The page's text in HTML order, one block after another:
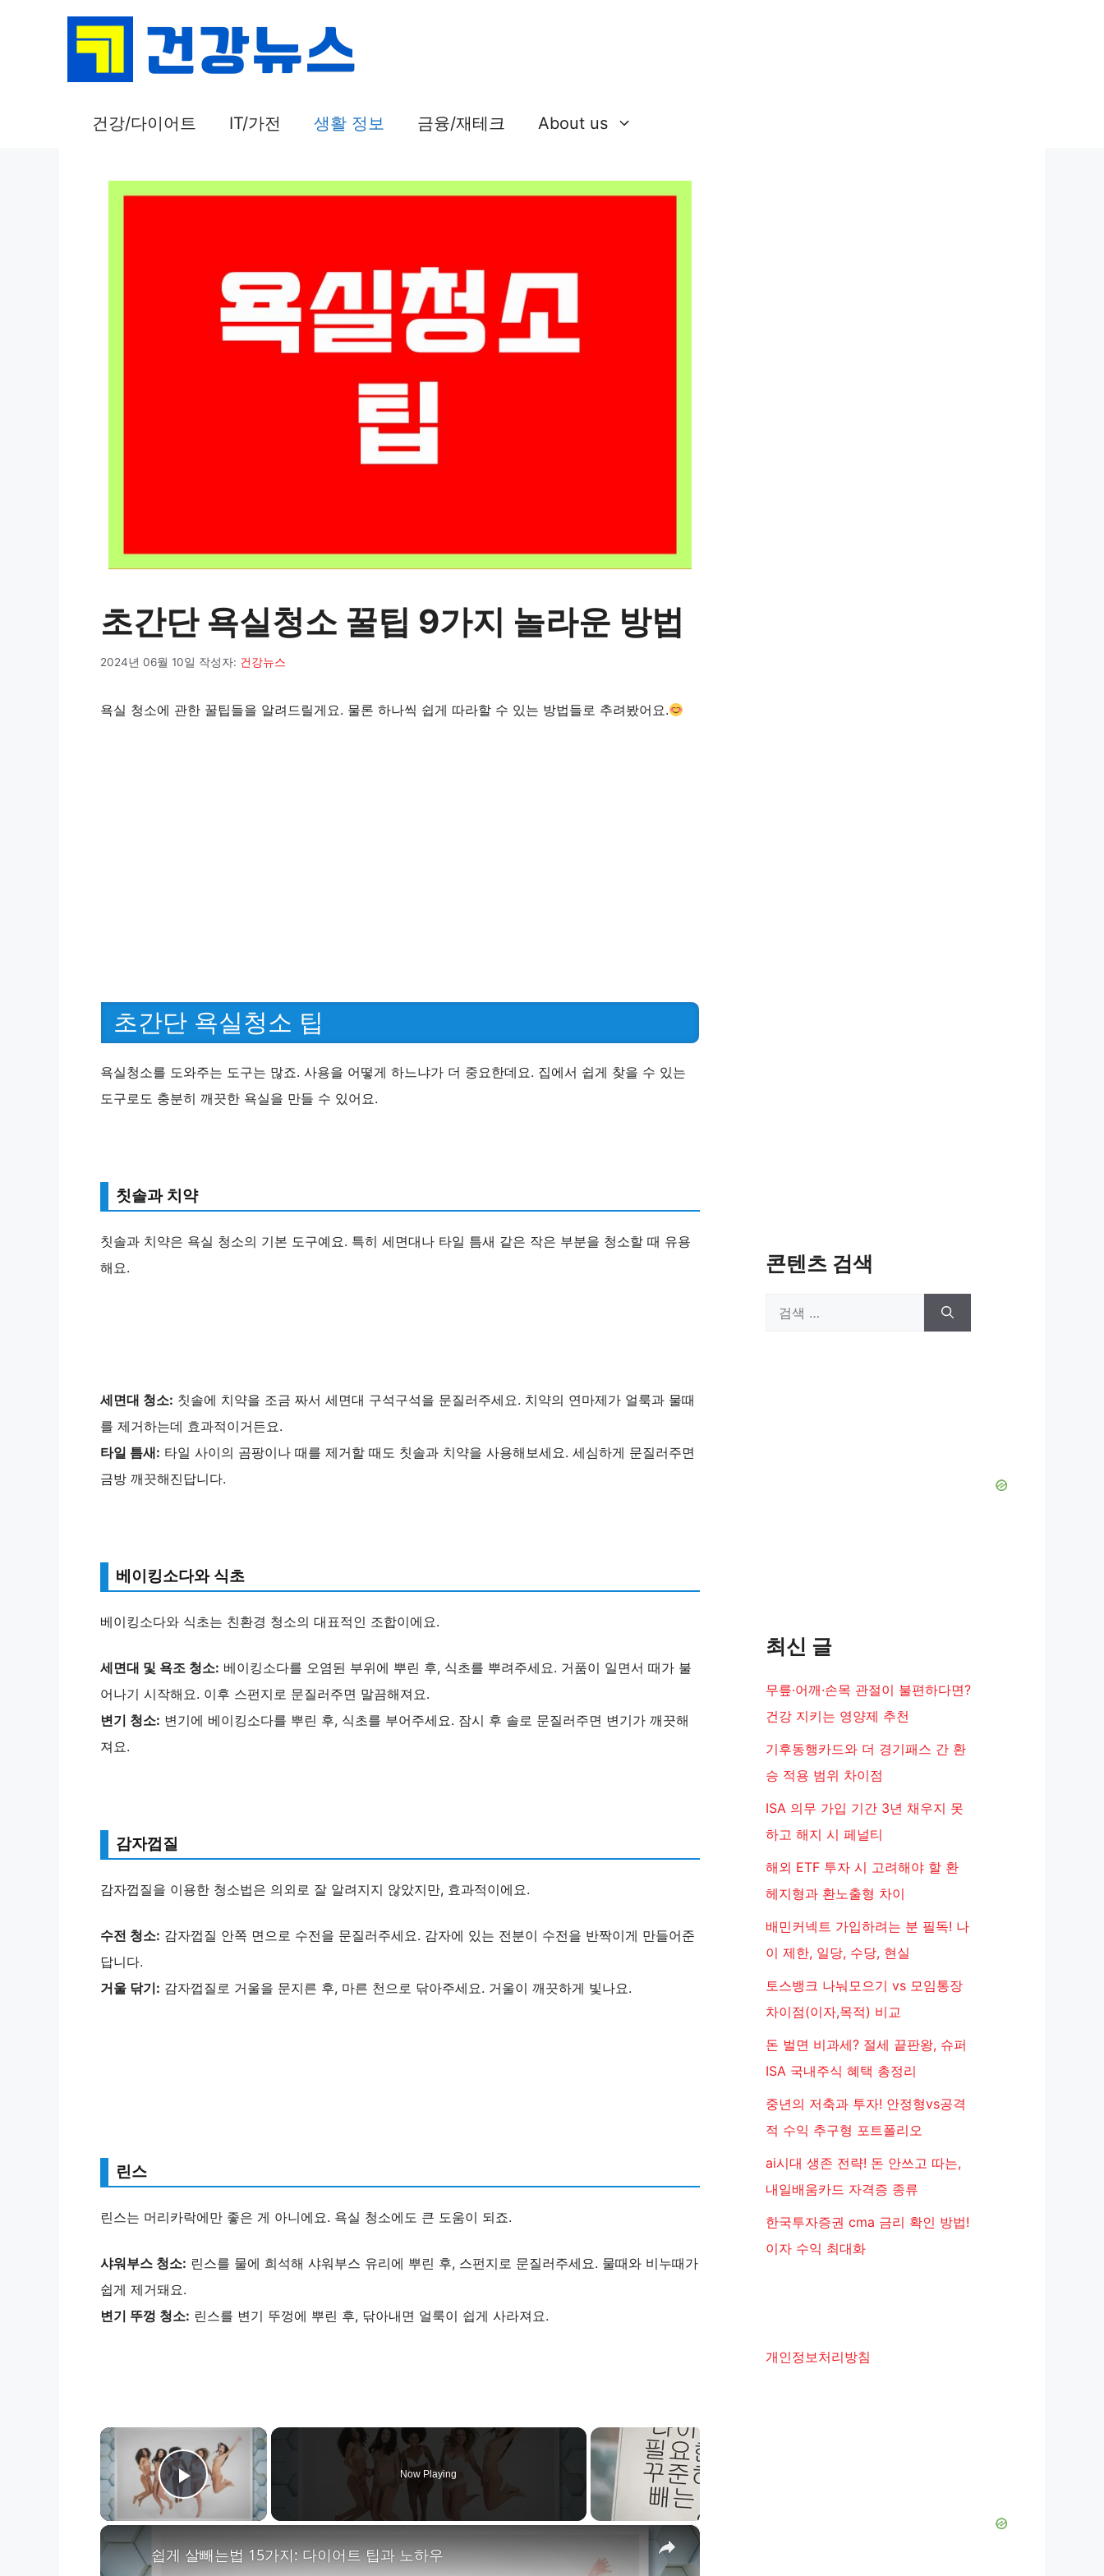
건강/다이어트 IT/가전 생활 정보 금융/재테크 About us
초간단 욕실청소 꿀팁 9가지 놀라운 방법
2024년 06월 10일 작성자: 건강뉴스
욕실 청소에 관한 꿀팁들을 알려드릴게요. 물론 하나씩 쉽게 따라할 수 있는 방법들로 추려봤어요.
초간단 욕실청소 팁
욕실청소를 도와주는 도구는 많죠. 사용을 어떻게 하느냐가 더 중요한데요. 집에서 쉽게 찾을 수 있는
도구로도 충분히 깨끗한 욕실을 만들 수 있어요.
칫솔과 치약
칫솔과 치약은 욕실 청소의 기본 도구예요. 특히 세면대나 타일 틈새 같은 작은 부분을 청소할 때 유용
해요.
세면대 청소: 칫솔에 치약을 조금 짜서 세면대 구석구석을 문질러주세요. 치약의 연마제가 얼룩과 물때
를 제거하는데 효과적이거든요.
타일 틈새: 타일 사이의 곰팡이나 때를 제거할 때도 칫솔과 치약을 사용해보세요. 세심하게 문질러주면
금방 깨끗해진답니다.
베이킹소다와 식초
베이킹소다와 식초는 친환경 청소의 대표적인 조합이에요.
세면대 및 욕조 청소: 베이킹소다를 오염된 부위에 뿌린 후, 식초를 뿌려주세요. 거품이 일면서 때가 불
어나기 시작해요. 이후 스펀지로 문질러주면 말끔해져요.
변기 청소: 변기에 베이킹소다를 뿌린 후, 식초를 부어주세요. 잠시 후 솔로 문질러주면 변기가 깨끗해
져요.
감자껍질
감자껍질을 이용한 청소법은 의외로 잘 알려지지 않았지만, 효과적이에요.
수전 청소: 감자껍질 안쪽 면으로 수전을 문질러주세요. 감자에 있는 전분이 수전을 반짝이게 만들어준
답니다.
거울 닦기: 감자껍질로 거울을 문지른 후, 마른 천으로 닦아주세요. 거울이 깨끗하게 빛나요.
린스
린스는 머리카락에만 좋은 게 아니에요. 욕실 청소에도 큰 도움이 되죠.
샤워부스 청소: 린스를 물에 희석해 샤워부스 유리에 뿌린 후, 스펀지로 문질러주세요. 물때와 비누때가
쉽게 제거돼요.
변기 뚜껑 청소: 린스를 변기 뚜껑에 뿌린 후, 닦아내면 얼룩이 쉽게 사라져요.
×
Play Video
Now Playing
×
쉽게 살빼는법 15가지: 다이어트 팁과 노하우
콘텐츠 검색
최신 글
무릎·어깨·손목 관절이 불편하다면?
건강 지키는 영양제 추천
기후동행카드와 더 경기패스 간 환
승 적용 범위 차이점
ISA 의무 가입 기간 3년 채우지 못
하고 해지 시 페널티
해외 ETF 투자 시 고려해야 할 환
헤지형과 환노출형 차이
배민커넥트 가입하려는 분 필독! 나
이 제한, 일당, 수당, 현실
토스뱅크 나눠모으기 vs 모임통장
차이점(이자,목적) 비교
돈 벌면 비과세? 절세 끝판왕, 슈퍼
ISA 국내주식 혜택 총정리
중년의 저축과 투자! 안정형vs공격
적 수익 추구형 포트폴리오
ai시대 생존 전략! 돈 안쓰고 따는,
내일배움카드 자격증 종류
한국투자증권 cma 금리 확인 방법!
이자 수익 최대화
개인정보처리방침